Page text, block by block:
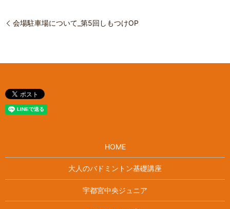
会場駐車場について_第5回しもつけOP
HOME
大人のバドミントン基礎講座
宇都宮中央ジュニア